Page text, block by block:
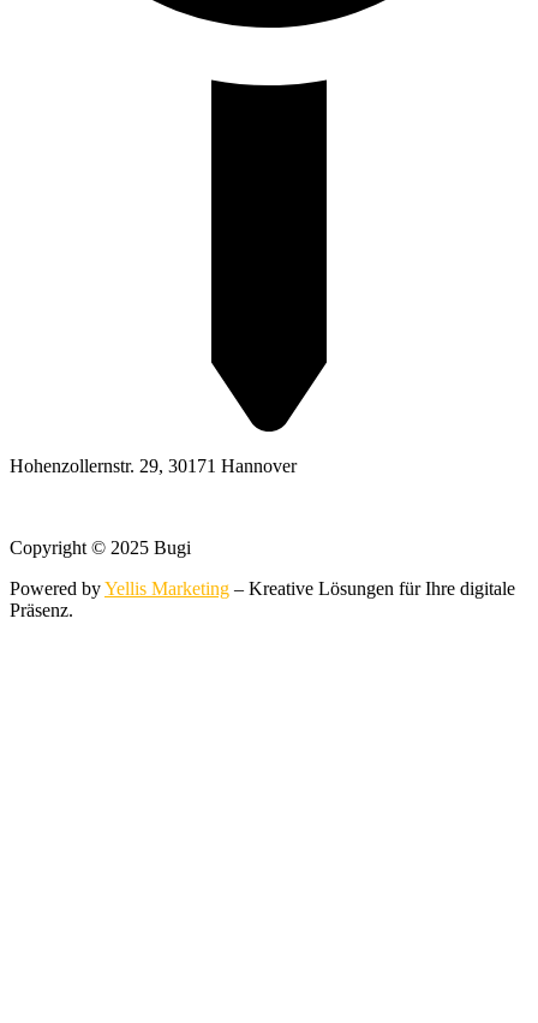
Hohenzollernstr. 29, 30171 Hannover
Copyright © 2025 Bugi
Powered byYellis Marketing – Kreative Lösungen für Ihre digitale
Präsenz.